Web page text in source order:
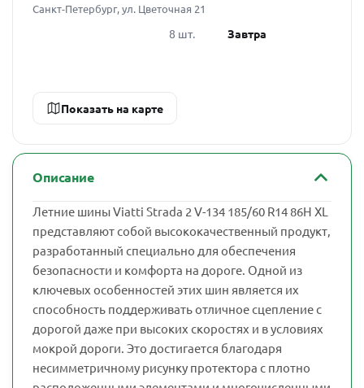
Санкт-Петербург, ул. Цветочная 21
8 шт. Завтра
Показать на карте
Описание
Летние шины Viatti Strada 2 V-134 185/60 R14 86H XL
представляют собой высококачественный продукт,
разработанный специально для обеспечения
безопасности и комфорта на дороге. Одной из
ключевых особенностей этих шин является их
способность поддерживать отличное сцепление с
дорогой даже при высоких скоростях и в условиях
мокрой дороги. Это достигается благодаря
несимметричному рисунку протектора с плотно